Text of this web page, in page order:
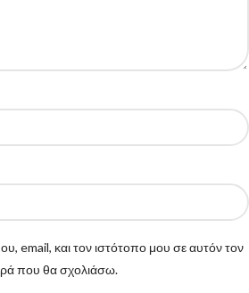
email, και τον ιστότοπο μου σε αυτόν τον
που θα σχολιάσω.